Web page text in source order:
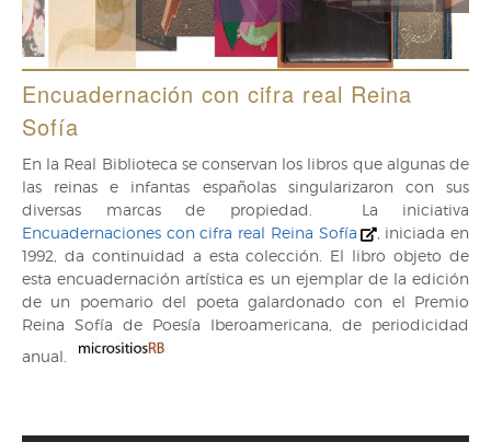
Encuadernación con cifra real Reina
Sofía
En la Real Biblioteca se conservan los libros que algunas de
las reinas e infantas españolas singularizaron con sus
diversas marcas de propiedad. La iniciativa
Encuadernaciones con cifra real Reina Sofía
, iniciada en
1992, da continuidad a esta colección. El libro objeto de
esta encuadernación artística es un ejemplar de la edición
de un poemario del poeta galardonado con el Premio
Reina Sofía de Poesía Iberoamericana, de periodicidad
anual.